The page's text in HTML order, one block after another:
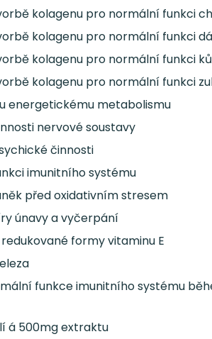
kolagenu pro normální funkci
kolagenu pro normální funkci
kolagenu pro normální funkci
kolagenu pro normální funkci
energetickému metabolismu
nervové soustavy
činnosti
imunitního systému
před oxidativním stresem
únavy a vyčerpání
formy vitaminu E
funkce imunitního systému
á 500mg extraktu